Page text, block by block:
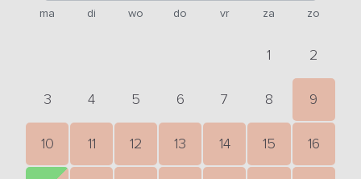
ma di wo do vr za zo
1 2
3 4 5 6 7 8 9
10 11 12 13 14 15 16